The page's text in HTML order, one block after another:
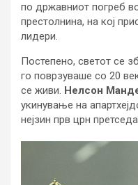
по државниот погреб
престолнина, на кој
лидери.
Постепено, светот се
го поврзуваше со 20
се живи. Нелсон
укинување на
нејзин прв црн